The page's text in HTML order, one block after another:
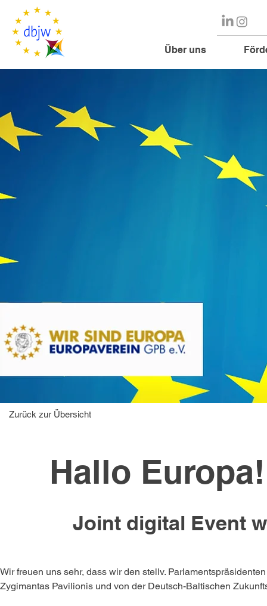
Über uns
Zurück zur Übersicht
Hallo
Joint digital Event
Wir freuen uns sehr, dass wir den stellv.
Zygimantas Pavilionis und von der Deutsch-Baltischen